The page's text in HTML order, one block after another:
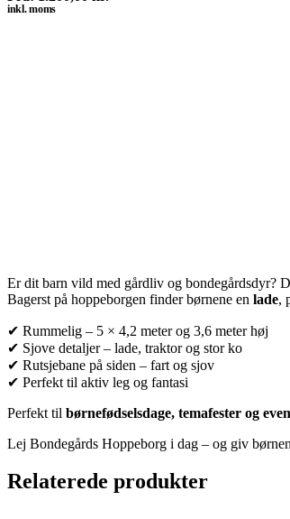
inkl. moms
Er dit barn vild med gårdliv og bondegårdsdyr?
Bagerst på hoppeborgen finder børnene en lade,
✔ Rummelig – 5 × 4,2 meter og 3,6 meter høj
✔ Sjove detaljer – lade, traktor og stor ko
✔ Rutsjebane på siden – fart og sjov
✔ Perfekt til aktiv leg og fantasi
Perfekt til børnefødselsdage, temafester og
Lej Bondegårds Hoppeborg i dag – og giv
Relaterede produkter